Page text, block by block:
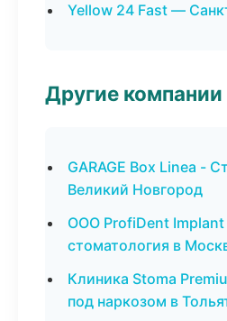
Yellow 24 Fast —
Другие компании
GARAGE Box Linea -
Великий Новгород
ООО ProfiDent Implant
стоматология в
Клиника Stoma
под наркозом в